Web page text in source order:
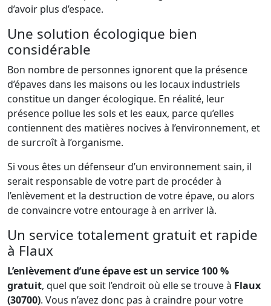
d’avoir plus d’espace.
Une solution écologique bien
considérable
Bon nombre de personnes ignorent que la présence
d’épaves dans les maisons ou les locaux industriels
constitue un danger écologique. En réalité, leur
présence pollue les sols et les eaux, parce qu’elles
contiennent des matières nocives à l’environnement, et
de surcroît à l’organisme.
Si vous êtes un défenseur d’un environnement sain, il
serait responsable de votre part de procéder à
l’enlèvement et la destruction de votre épave, ou alors
de convaincre votre entourage à en arriver là.
Un service totalement gratuit et rapide
à Flaux
L’enlèvement d’une épave est un service 100 %
gratuit, quel que soit l’endroit où elle se trouve à Flaux
(30700). Vous n’avez donc pas à craindre pour votre